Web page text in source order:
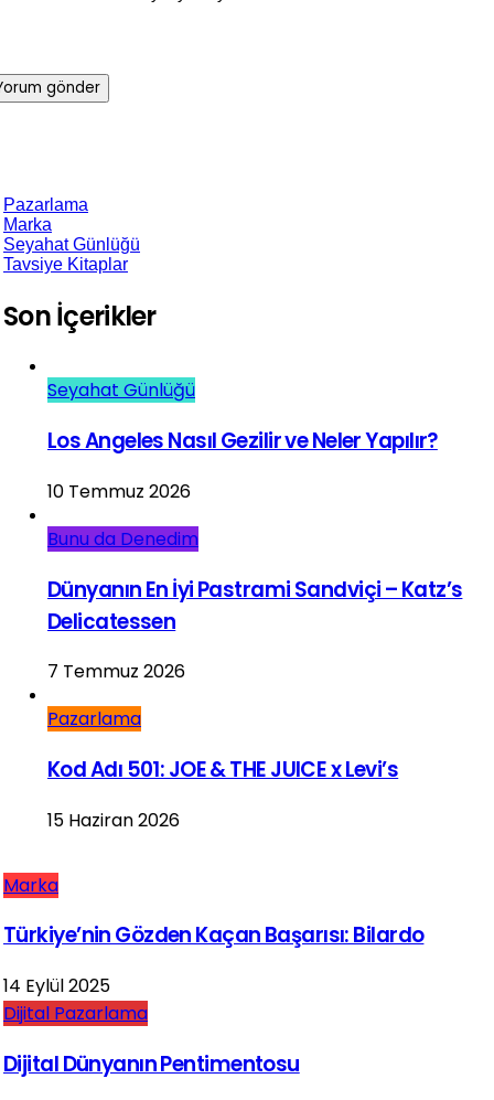
Pazarlama
Marka
Seyahat Günlüğü
Tavsiye Kitaplar
Son İçerikler
Seyahat Günlüğü
Los Angeles Nasıl Gezilir ve Neler Yapılır?
10 Temmuz 2026
Bunu da Denedim
Dünyanın En İyi Pastrami Sandviçi – Katz’s
Delicatessen
7 Temmuz 2026
Pazarlama
Kod Adı 501: JOE & THE JUICE x Levi’s
15 Haziran 2026
Marka
Türkiye’nin Gözden Kaçan Başarısı: Bilardo
14 Eylül 2025
Dijital Pazarlama
Dijital Dünyanın Pentimentosu